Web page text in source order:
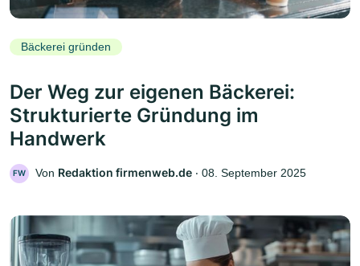
Bäckerei gründen
Der Weg zur eigenen Bäckerei:
Strukturierte Gründung im
Handwerk
FW Von Redaktion firmenweb.de ‧ 08. September 2025